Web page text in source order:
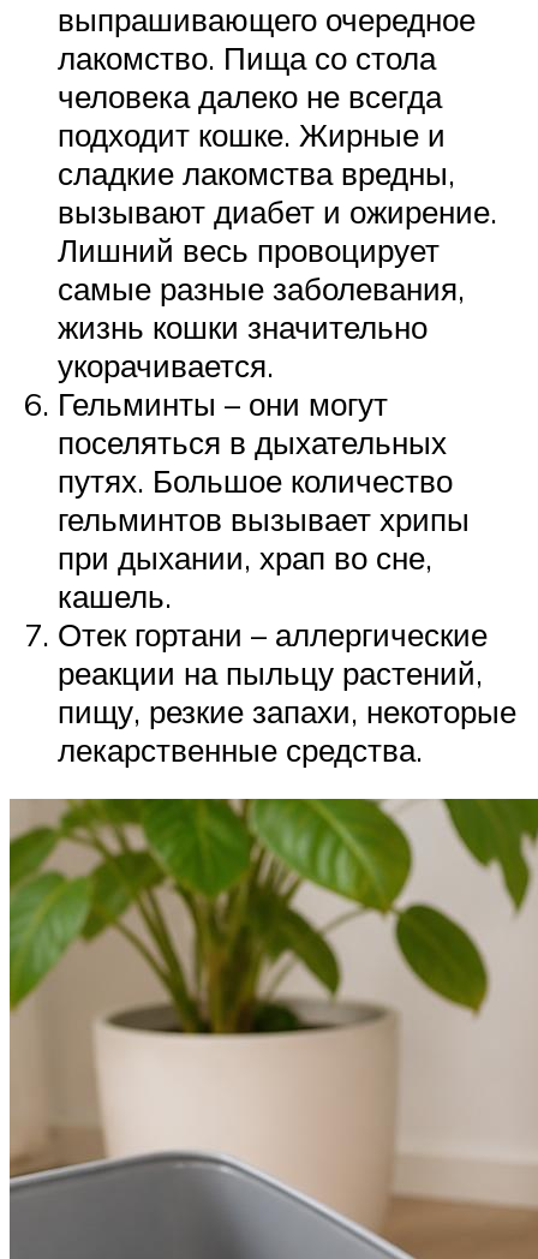
выпрашивающего очередное
лакомство. Пища со стола
человека далеко не всегда
подходит кошке. Жирные и
сладкие лакомства вредны,
вызывают диабет и ожирение.
Лишний весь провоцирует
самые разные заболевания,
жизнь кошки значительно
укорачивается.
Гельминты – они могут
поселяться в дыхательных
путях. Большое количество
гельминтов вызывает хрипы
при дыхании, храп во сне,
кашель.
Отек гортани – аллергические
реакции на пыльцу растений,
пищу, резкие запахи, некоторые
лекарственные средства.